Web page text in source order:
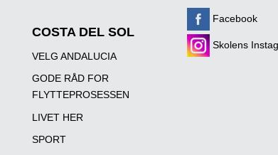
COSTA DEL SOL
VELG ANDALUCIA
GODE RÅD FOR
FLYTTEPROSESSEN
LIVET HER
SPORT
Facebook
Skolens